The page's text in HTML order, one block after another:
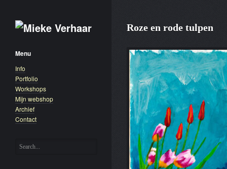
Menu
Info
Portfolio
Workshops
Mijn webshop
Archief
Contact
Roze en rode tulpen